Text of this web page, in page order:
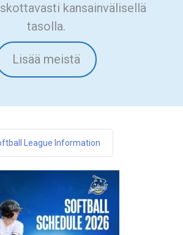
kansainvälisellä
tasolla.
Lisää meistä
League Information